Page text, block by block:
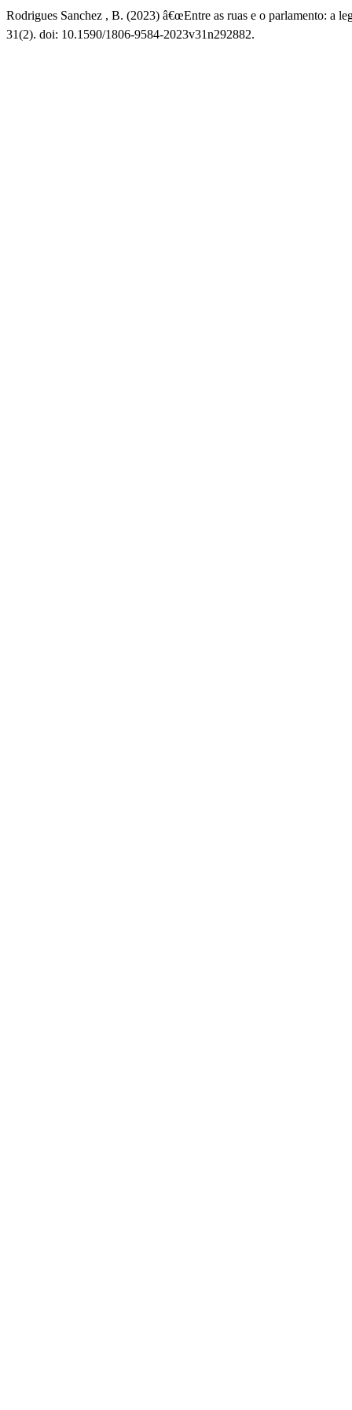
Rodrigues Sanchez , B. (2023) â€œEntre as ruas e o parlamento: a
31(2). doi: 10.1590/1806-9584-2023v31n292882.